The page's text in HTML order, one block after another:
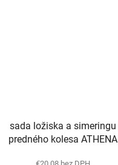
sada ložiska a simeringu
predného kolesa ATHENA